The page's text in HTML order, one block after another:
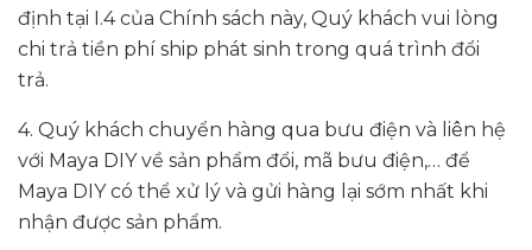
định tại I.4 của Chính sách này, Quý khách vui lòng
chi trả tiền phí ship phát sinh trong quá trình đổi
trả.
4. Quý khách chuyển hàng qua bưu điện và liên hệ
với Maya DIY về sản phẩm đổi, mã bưu điện,… để
Maya DIY có thể xử lý và gửi hàng lại sớm nhất khi
nhận được sản phẩm.